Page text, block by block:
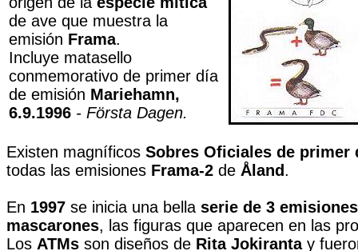
de ave que muestra la
emisión Frama.
Incluye matasello
conmemorativo de primer día
de emisión Mariehamn,
6.9.1996 - Första Dagen.
Existen magníficos Sobres Oficiales de primer
todas las emisiones Frama-2 de Åland.
En 1997 se inicia una bella serie de 3 emisiones
mascarones, las figuras que aparecen en las
Los ATMs son diseños de Rita Jokirantay